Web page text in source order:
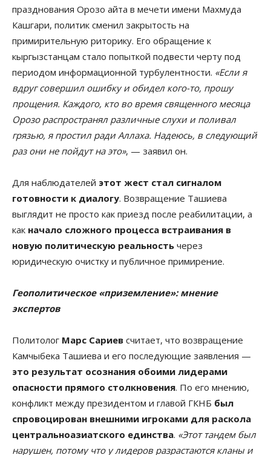
празднования Орозо айта в мечети имени Махмуда
Кашгари, политик сменил закрытость на
примирительную риторику. Его обращение к
кыргызстанцам стало попыткой подвести черту под
периодом информационной турбулентности. «Если я
вдруг совершил ошибку и обидел кого-то, прошу
прощения. Каждого, кто во время священного месяца
Орозо распространял различные слухи и поливал
грязью, я простил ради Аллаха. Надеюсь, в следующий
раз они не пойдут на это», — заявил он.
Для наблюдателей этот жест стал сигналом
готовности к диалогу. Возвращение Ташиева
выглядит не просто как приезд после реабилитации, а
как начало сложного процесса встраивания в
новую политическую реальность через
юридическую очистку и публичное примирение.
Геополитическое «приземление»: мнение
экспертов
Политолог Марс Сариев считает, что возвращение
Камчыбека Ташиева и его последующие заявления —
это результат осознания обоими лидерами
опасности прямого столкновения. По его мнению,
конфликт между президентом и главой ГКНБ был
спровоцирован внешними игроками для раскола
центральноазиатского единства. «Этот тандем был
нарушен, потому что у лидеров разрастаются кланы и